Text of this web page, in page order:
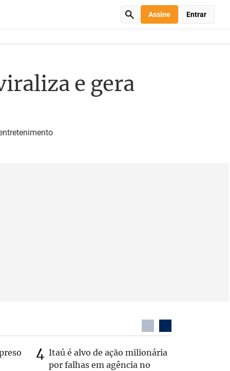
Assine Entrar
e gera
Itaú é alvo de ação milionária
por falhas em agência no